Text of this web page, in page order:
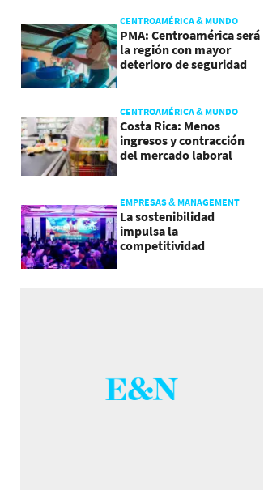
CENTROAMÉRICA & MUNDO
PMA: Centroamérica será
la región con mayor
deterioro de seguridad
CENTROAMÉRICA & MUNDO
Costa Rica: Menos
ingresos y contracción
del mercado laboral
EMPRESAS & MANAGEMENT
La sostenibilidad
impulsa la
competitividad